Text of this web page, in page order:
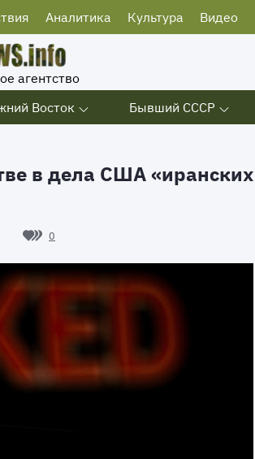
Аналитика Культура Видео
агентство
Восток Бывший СССР
в дела США «иранских
0